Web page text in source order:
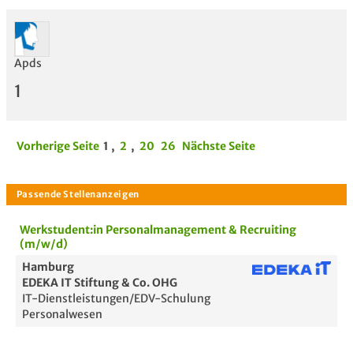
Apds
1
Vorherige Seite 1 , 2 , 20 26 Nächste Seite
Werkstudent:in Personalmanagement & Recruiting
(m/w/d)
Hamburg
EDEKA IT Stiftung & Co. OHG
IT-Dienstleistungen/EDV-Schulung
Personalwesen